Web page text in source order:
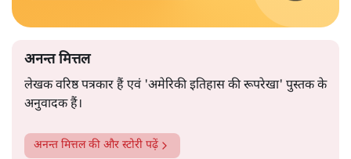
अनन्त मित्तल
लेखक वरिष्ठ पत्रकार हैं एवं 'अमेरिकी इतिहास की रूपरेखा' पुस्तक के
अनुवादक हैं।
अनन्त मित्तलकी और स्टोरी पढ़ें